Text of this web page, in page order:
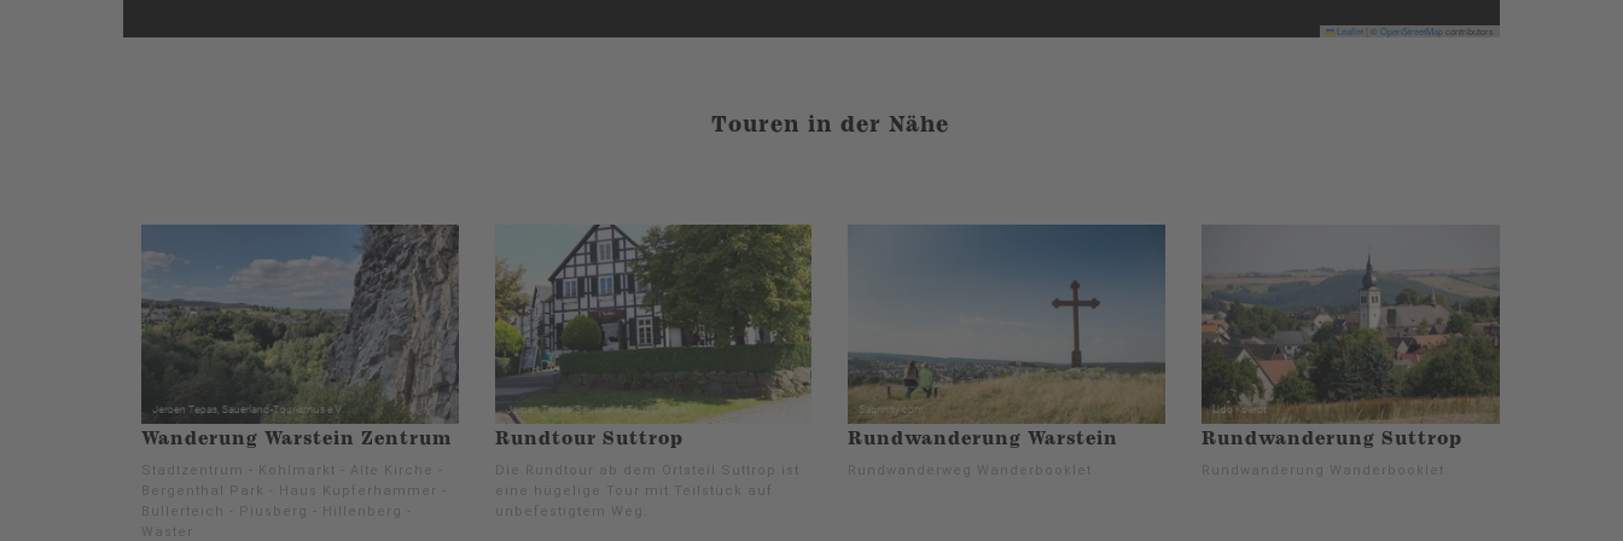
Leaflet OpenStreetMapcontributors
Touren in der Nähe
Wanderung Warstein Zentrum
Stadtzentrum - Kohlmarkt - Alte Kirche -
Bergenthal Park - Haus Kupferhammer -
Bullerteich - Piusberg - Hillenberg -
Wäster
Rundtour Suttrop
Die Rundtour ab dem Ortsteil Suttrop ist
eine hügelige Tour mit Teilstück auf
unbefestigtem Weg.
Rundwanderung Warstein
Rundwanderweg Wanderbooklet
Rundwanderung Suttrop
Rundwanderung Wanderbooklet